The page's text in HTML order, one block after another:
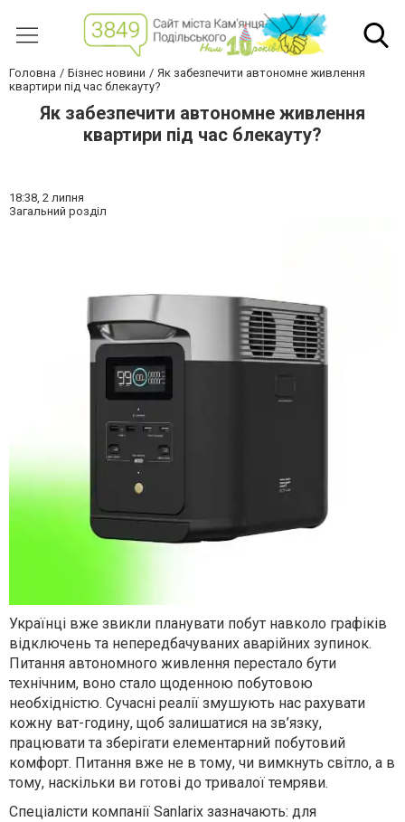
Головна Бізнес новини
Як забезпечити автономне живлення
квартири під час блекауту?
Як забезпечити автономне живлення
квартири під час блекауту?
18:38, 2 липня
Загальний розділ
Українці вже звикли планувати побут навколо графіків
відключень та непередбачуваних аварійних зупинок.
Питання автономного живлення перестало бути
технічним, воно стало щоденною побутовою
необхідністю. Сучасні реалії змушують нас рахувати
кожну ват-годину, щоб залишатися на зв’язку,
працювати та зберігати елементарний побутовий
комфорт. Питання вже не в тому, чи вимкнуть світло, а в
тому, наскільки ви готові до тривалої темряви.
Спеціалісти компанії Sanlarix зазначають: для